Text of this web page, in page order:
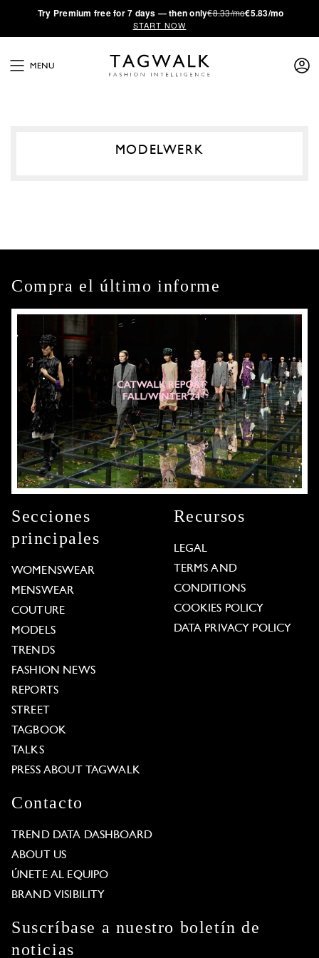
·Try Premium free for 7 days — then only€8.33/mo€5.83/mo
START NOW
MENU
MODELWERK
Compra el último informe
Secciones
principales
WOMENSWEAR
MENSWEAR
COUTURE
MODELS
TRENDS
FASHION NEWS
REPORTS
STREET
TAGBOOK
TALKS
PRESS ABOUT TAGWALK
Recursos
LEGAL
TERMS AND
CONDITIONS
COOKIES POLICY
DATA PRIVACY POLICY
Contacto
TREND DATA DASHBOARD
ABOUT US
ÚNETE AL EQUIPO
BRAND VISIBILITY
Suscríbase a nuestro boletín de
noticias